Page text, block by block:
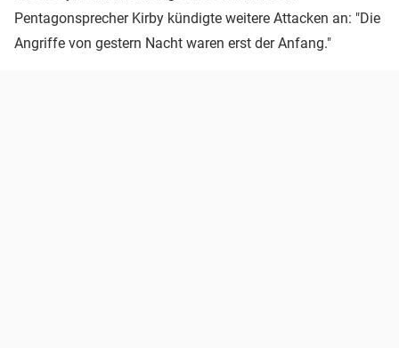
Pentagonsprecher Kirby kündigte weitere Attacken an: "Die
Angriffe von gestern Nacht waren erst der Anfang."